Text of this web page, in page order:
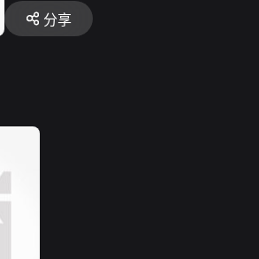
分享